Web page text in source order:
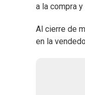
a la compra
Al cierre de
en la